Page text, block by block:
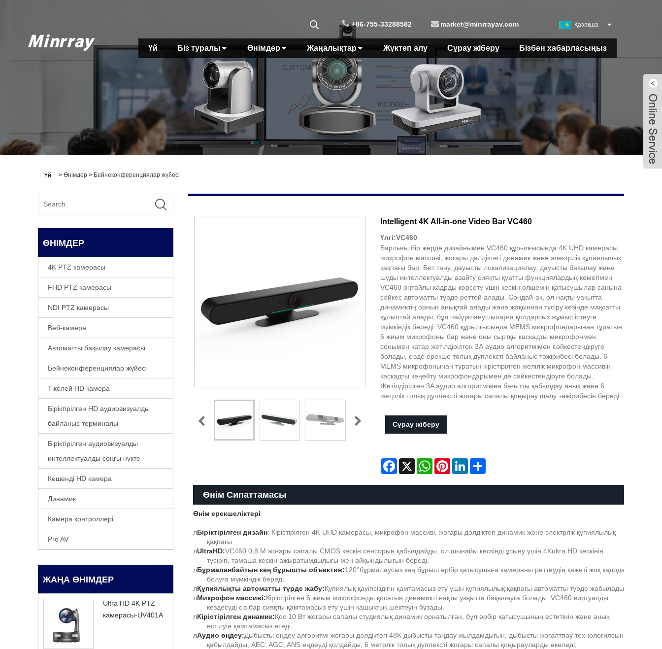
Қазақша
+86-755-33288582 market@minrrayav.com
Үй Біз туралы Өнімдер Жаңалықтар Жүктеп алу Сұрау жіберу Бізбен хабарласыңыз
Үй > Өнімдер > Бейнеконференциялар жүйесі
ӨНІМДЕР
4K PTZ камерасы
FHD PTZ камерасы
NDI PTZ камерасы
Веб-камера
Автоматты бақылау камерасы
Бейнеконференциялар жүйесі
Тікелей HD камера
Біріктірілген HD аудиовизуалды
байланыс терминалы
Біріктірілген аудиовизуалды
интеллектуалды соңғы нүкте
Кешенді HD камера
Динамик
Камера контроллері
Pro AV
ЖАҢА ӨНІМДЕР
Ultra HD 4K PTZ
камерасы-UV401A
Intelligent 4K All-in-one Video Bar VC460
Үлгі:VC460
Барлығы бір жерде дизайнымен VC460 құрылғысында 4K UHD камерасы,
микрофон массиві, жоғары дәлдіктегі динамик және электрлік құпиялылық
қақпағы бар. Бет тану, дауысты локализациялау, дауысты бақылау және
шуды интеллектуалды азайту сияқты қуатты функциялардың көмегімен
VC460 оңтайлы кадрды көрсету үшін кескін өлшемін қатысушылар санына
сәйкес автоматты түрде реттей алады. Сондай-ақ, ол нақты уақытта
динамиктің орнын анықтай алады және жақыннан түсіру кезінде мақсатты
құлыптай алады, бұл пайдаланушыларға қолдарсыз жұмыс істеуге
мүмкіндік береді. VC460 құрылғысында MEMS микрофондарынан тұратын
6 жиым микрофоны бар және оны сыртқы каскадты микрофонмен,
сонымен қатар жетілдірілген 3А аудио алгоритмімен сәйкестендіруге
болады, сізде ерекше толық дуплексті байланыс тәжірибесі болады. 6
MEMS микрофонынан тұратын кірістірілген желілік микрофон массивін
каскадты кеңейту микрофондарымен де сәйкестендіруге болады.
Жетілдірілген 3A аудио алгоритмімен бағытты қабылдау анық және 6
метрлік толық дуплексті жоғары сапалы қоңырау шалу тәжірибесін береді.
Сұрау жіберу
Facebook
X WhatsAppPinterestLinkedIn
Өнім Сипаттамасы
Өнім ерекшеліктері
лБіріктірілген дизайн: Кірістірілген 4K UHD камерасы, микрофон массиві, жоғары дәлдіктегі динамик және электрлік құпиялылық
қақпағы
лUltraHD:VC460 0,8 М жоғары сапалы CMOS кескін сенсорын қабылдайды, ол шынайы кескінді ұсыну үшін 4Kultra HD кескінін
түсіріп, тамаша кескін ажыратымдылығы мен айқындылығын береді.
лБұрмаланбайтын кең бұрышты объектив:120°бұрмалаусыз кең бұрыш әрбір қатысушыға камераны реттеудің қажеті жоқ кадрда
болуға мүмкіндік береді.
лҚұпиялықты автоматты түрде жабу:Құпиялық қауіпсіздігін қамтамасыз ету үшін құпиялылық қақпағы автоматты түрде жабылады.
лМикрофон массиві:Кірістірілген 6 жиым микрофонды қосатын динамикті нақты уақытта бақылауға болады. VC460 виртуалды
кездесуді сіз бар сияқты қамтамасыз ету үшін қашықтық шектеуін бұзады.
лКірістірілген динамик:Қос 10 Вт жоғары сапалы студиялық динамик орнатылған, бұл әрбір қатысушының еститінін және анық
естілуін қамтамасыз етеді.
лАудио өңдеу:Дыбысты өңдеу алгоритмі жоғары дәлдіктегі 48K дыбысты таңдау жылдамдығын, дыбысты жоғалтпау технологиясын
қабылдайды, AEC, AGC, ANS өңдеуді қолдайды, 6 метрлік толық дуплексті жоғары сапалы қоңырауларды әкеледі;